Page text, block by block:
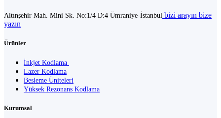
Altınşehir Mah. Mini Sk. No:1/4 D:4 Ümraniye-İstanbul bizi arayın bize
yazın
Ürünler
İnkjet Kodlama
Lazer Kodlama
Besleme Üniteleri
Yüksek Rezonans Kodlama
Kurumsal